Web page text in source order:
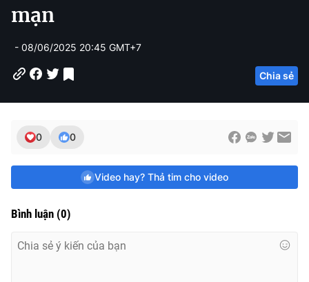
n
t
i
o
mạn
- 08/06/2025 20:45 GMT+7
Chia sẻ
0 0
Video hay? Thả tim cho video
Bình luận (0)